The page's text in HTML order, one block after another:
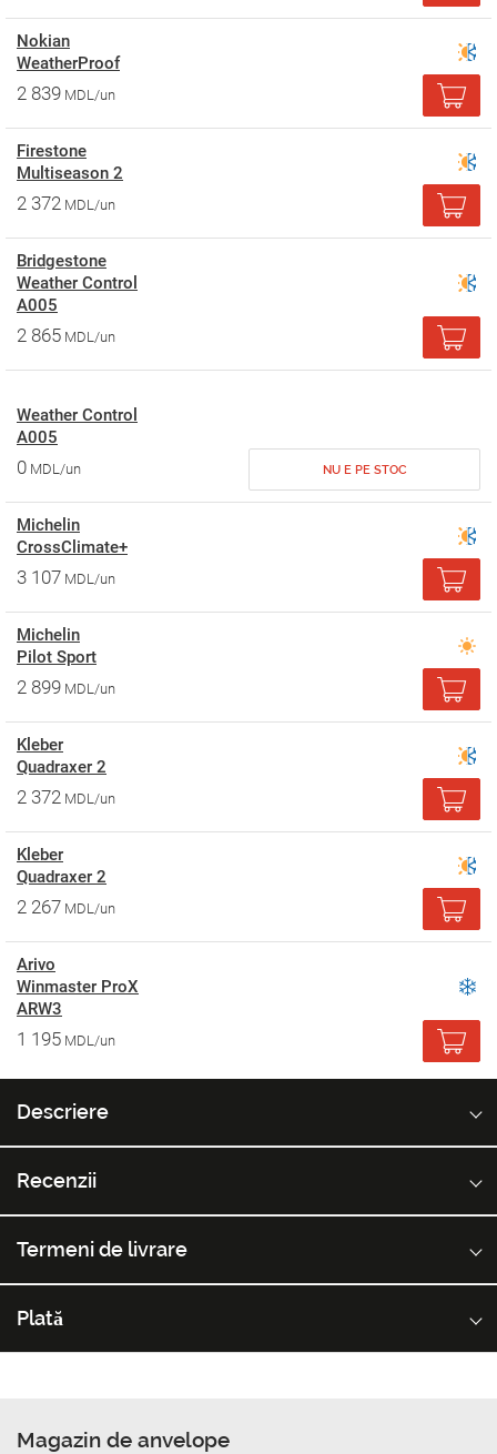
Nokian
WeatherProof
2 839 MDL/un
Firestone
Multiseason 2
2 372 MDL/un
Bridgestone
Weather Control
A005
2 865 MDL/un
Weather Control
A005
0 MDL/un NU E PE STOC
Michelin
CrossClimate+
3 107 MDL/un
Michelin
Pilot Sport
2 899 MDL/un
Kleber
Quadraxer 2
2 372 MDL/un
Kleber
Quadraxer 2
2 267 MDL/un
Arivo
Winmaster ProX
ARW3
1 195 MDL/un
Descriere
Recenzii
Termeni de livrare
Plată
Magazin de anvelope